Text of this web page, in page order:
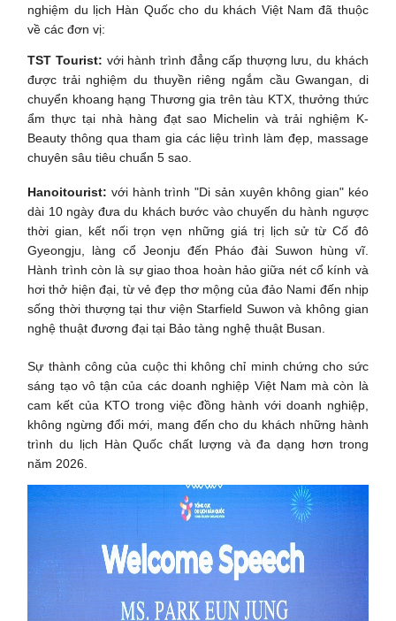
nghiệm du lịch Hàn Quốc cho du khách Việt Nam đã thuộc
về các đơn vị:
TST Tourist: với hành trình đẳng cấp thượng lưu, du khách
được trải nghiệm du thuyền riêng ngắm cầu Gwangan, di
chuyển khoang hạng Thương gia trên tàu KTX, thưởng thức
ẩm thực tại nhà hàng đạt sao Michelin và trải nghiệm K-
Beauty thông qua tham gia các liệu trình làm đẹp, massage
chuyên sâu tiêu chuẩn 5 sao.
Hanoitourist: với hành trình "Di sản xuyên không gian" kéo
dài 10 ngày đưa du khách bước vào chuyến du hành ngược
thời gian, kết nối trọn vẹn những giá trị lịch sử từ Cố đô
Gyeongju, làng cổ Jeonju đến Pháo đài Suwon hùng vĩ.
Hành trình còn là sự giao thoa hoàn hảo giữa nét cổ kính và
hơi thở hiện đại, từ vẻ đẹp thơ mộng của đảo Nami đến nhịp
sống thời thượng tại thư viện Starfield Suwon và không gian
nghệ thuật đương đại tại Bảo tàng nghệ thuật Busan.
Sự thành công của cuộc thi không chỉ minh chứng cho sức
sáng tạo vô tận của các doanh nghiệp Việt Nam mà còn là
cam kết của KTO trong việc đồng hành với doanh nghiệp,
không ngừng đổi mới, mang đến cho du khách những hành
trình du lịch Hàn Quốc chất lượng và đa dạng hơn trong
năm 2026.